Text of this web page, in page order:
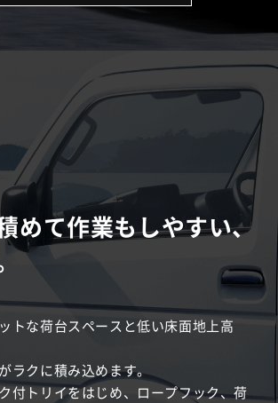
めて作業もしやすい、
トな荷台スペースと低い床面地上高
ラクに積み込めます。
付トリイをはじめ、ロープフック、荷